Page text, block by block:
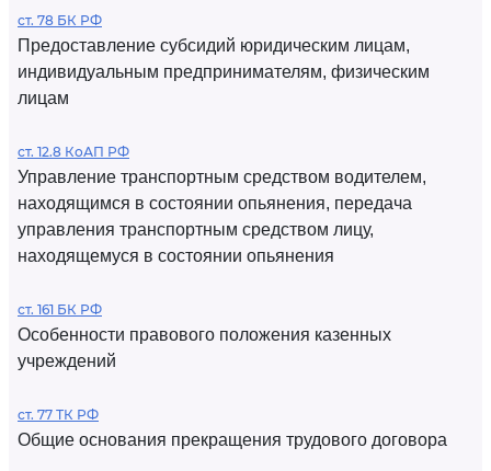
ст. 78 БК РФ
Предоставление субсидий юридическим лицам,
индивидуальным предпринимателям, физическим
лицам
ст. 12.8 КоАП РФ
Управление транспортным средством водителем,
находящимся в состоянии опьянения, передача
управления транспортным средством лицу,
находящемуся в состоянии опьянения
ст. 161 БК РФ
Особенности правового положения казенных
учреждений
ст. 77 ТК РФ
Общие основания прекращения трудового договора